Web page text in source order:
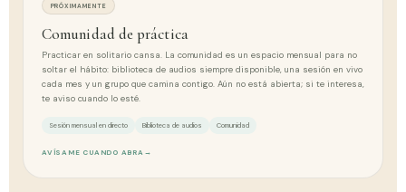
PRÓXIMAMENTE
Comunidad de práctica
Practicar en solitario cansa. La comunidad es un espacio mensual para no
soltar el hábito: biblioteca de audios siempre disponible, una sesión en vivo
cada mes y un grupo que camina contigo. Aún no está abierta; si te interesa,
te aviso cuando lo esté.
Sesión mensual en directo Biblioteca de audios Comunidad
AVÍSAME CUANDO ABRA →